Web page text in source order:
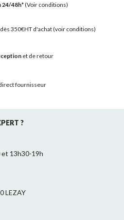
24/48h*(Voir conditions)
dès 350€HT d'achat(voir conditions)
et de retour
fournisseur
?
et 13h30-19h
LEZAY